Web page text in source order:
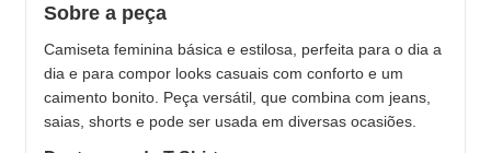
Sobre a peça
Camiseta feminina básica e estilosa, perfeita para o dia a
dia e para compor looks casuais com conforto e um
caimento bonito. Peça versátil, que combina com jeans,
saias, shorts e pode ser usada em diversas ocasiões.